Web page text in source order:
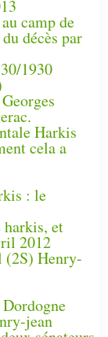
camp de
décès par
1930
Harkis
cela a
: le
harkis, et
2012
(2S) Henry-
jean